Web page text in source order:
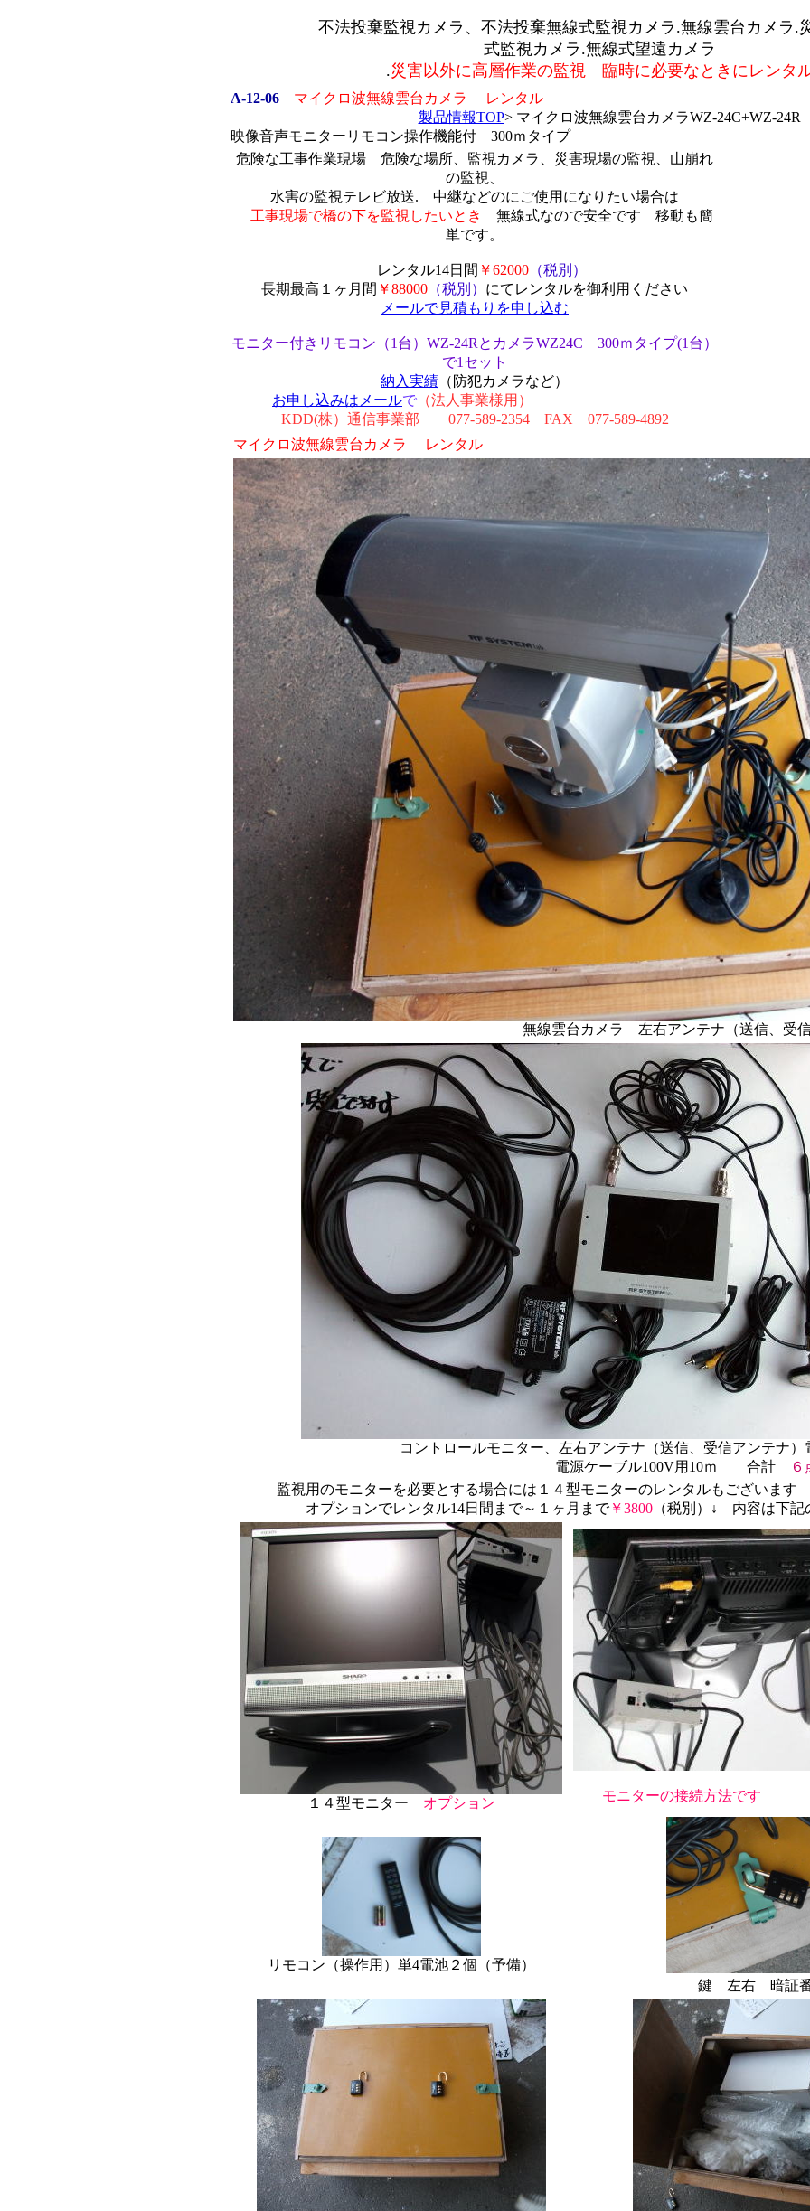
不法投棄監視カメラ、不法投棄無線式監視カメラ.無線雲台カメラ.
式監視カメラ.無線式望遠カメラ
.災害以外に高層作業の監視 臨時に必要なときにレンタ
A-12-06マイクロ波無線雲台カメラ レンタル
製品情報TOP> マイクロ波無線雲台カメラWZ-24C+WZ-24R
映像音声モニターリモコン操作機能付 300ｍタイプ
危険な工事作業現場 危険な場所、監視カメラ、災害現場の監視、山崩れ
の監視、
水害の監視テレビ放送. 中継などのにご使用になりたい場合は
工事現場で橋の下を監視したいとき
無線式なので安全です 移動も簡
単です。
レンタル14日間 ￥62000 （税別）
長期最高１ヶ月間 ￥88000 （税別） にてレンタルを御利用ください
メールで見積もりを申し込む
モニター付きリモコン（1台）WZ-24RとカメラWZ24C 300ｍタイプ(1台）
で1セット
納入実績 （防犯カメラなど）
お申し込みはメールで （法人事業様用）
KDD(株）通信事業部 077-589-2354 FAX 077-589-4892
マイクロ波無線雲台カメラ レンタル
無線雲台カメラ 左右アンテナ（送信、受信アン
コントロールモニター、左右アンテナ（送信、受信アンテナ）電源
電源ケーブル100V用10ｍ 合計 ６
監視用のモニターを必要とする場合には１４型モニターのレンタルもございます
オプションでレンタル14日間まで～１ヶ月まで￥3800（税別）↓ 内容は下記
１４型モニター オプション モニターの接続方法です
リモコン（操作用）単4電池２個（予備）
鍵 左右 暗証番